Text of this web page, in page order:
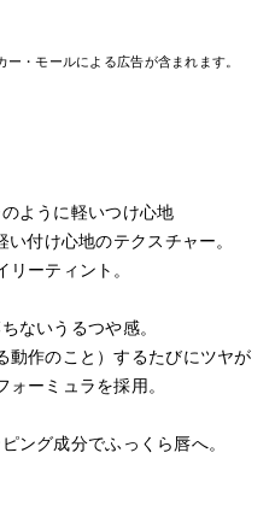
・モールによる広告が含まれます。
ように軽いつけ心地
付け心地のテクスチャー。
ーティント。
ないうるつや感。
動作のこと）するたびにツヤが
ーミュラを採用。
ング成分でふっくら唇へ。